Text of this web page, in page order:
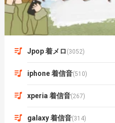
Jpop 着メロ (3052)
iphone 着信音(510)
xperia 着信音(267)
galaxy 着信音(314)